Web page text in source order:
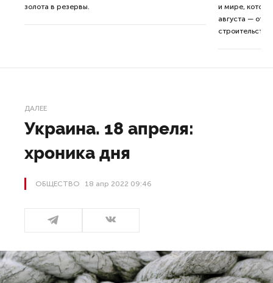
золота в резервы.
и мире,
августа — от
ДАЛЕЕ
Украина. 18 апреля:
хроника дня
ОБЩЕСТВО 18 апр 2022 09:46